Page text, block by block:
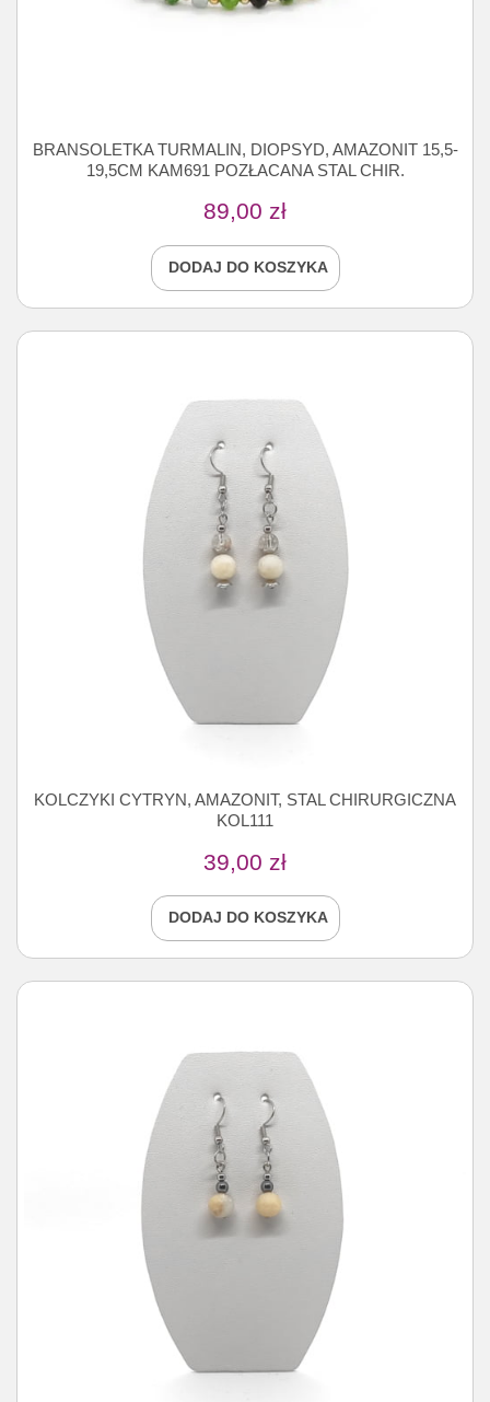
BRANSOLETKA TURMALIN, DIOPSYD, AMAZONIT 15,5-
19,5CM KAM691 POZŁACANA STAL CHIR.
89,00 zł
DODAJ DO KOSZYKA
KOLCZYKI CYTRYN, AMAZONIT, STAL CHIRURGICZNA
KOL111
39,00 zł
DODAJ DO KOSZYKA